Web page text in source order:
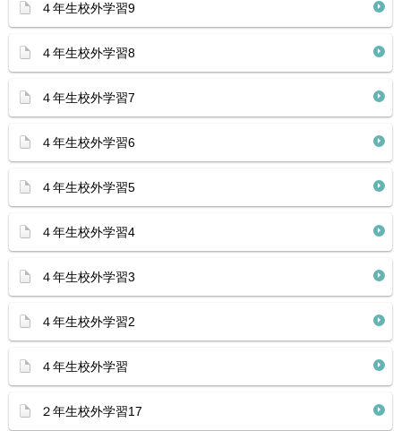
４年生校外学習9
４年生校外学習8
４年生校外学習7
４年生校外学習6
４年生校外学習5
４年生校外学習4
４年生校外学習3
４年生校外学習2
４年生校外学習
２年生校外学習17